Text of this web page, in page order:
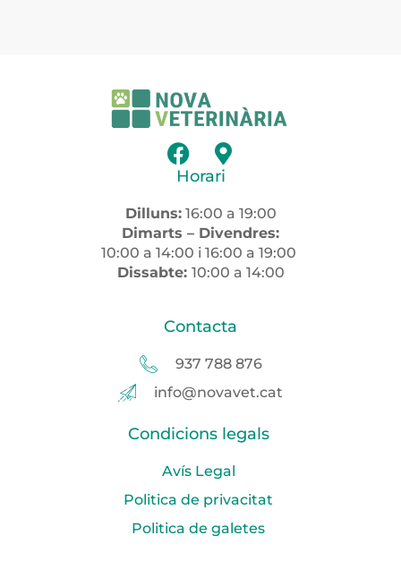
Horari
Dilluns:16:00 a 19:00
Dimarts – Divendres:
10:00 a 14:00 i 16:00 a 19:00
Dissabte: 10:00 a 14:00
Contacta
937 788 876
info@novavet.cat
Condicions legals
Avís Legal
Politica de privacitat
Politica de galetes